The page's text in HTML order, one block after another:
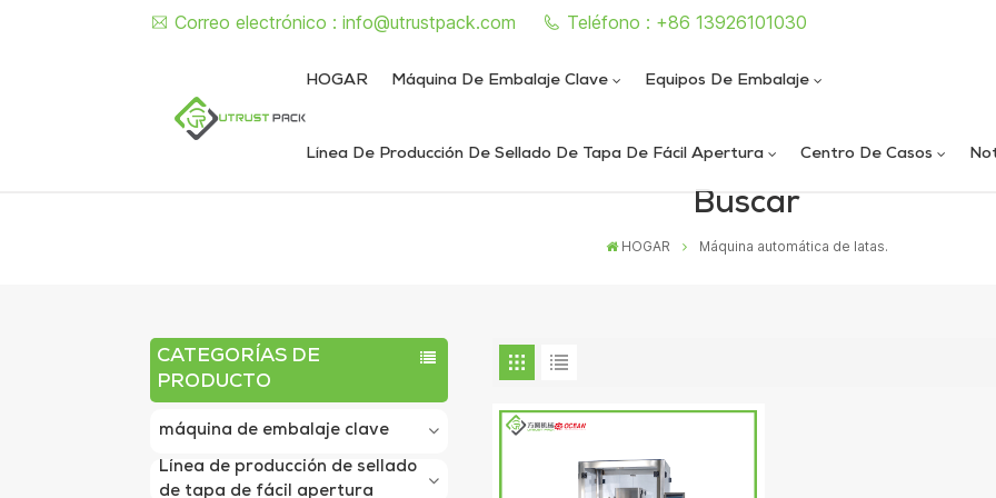
Correo electrónico : info@utrustpack.com Teléfono : +86 13926101030
HOGAR Máquina De Embalaje Clave Equipos De Embalaje
Línea De Producción De Sellado De Tapa De Fácil Apertura Centro De Casos
Buscar
HOGAR Máquina automática de latas.
CATEGORÍAS DE
PRODUCTO
máquina de embalaje clave
Línea de producción de sellado
de tapa de fácil apertura